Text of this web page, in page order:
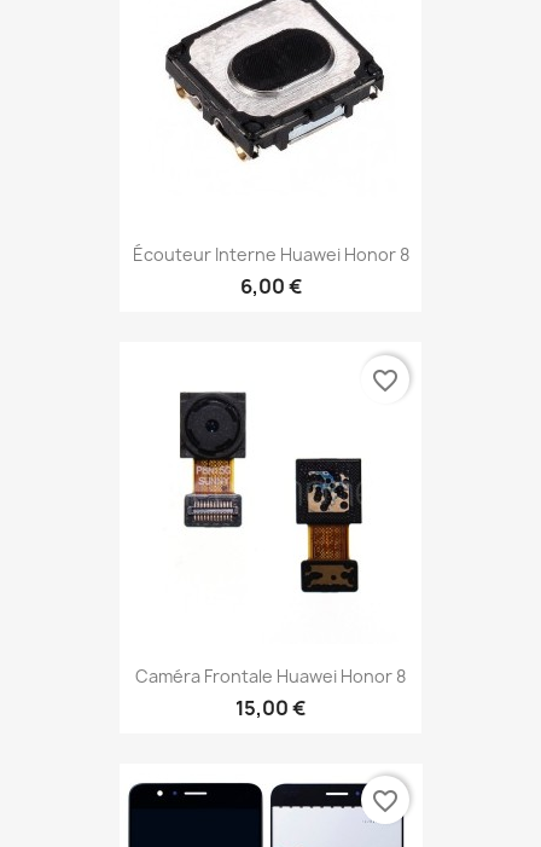
Écouteur Interne Huawei Honor 8
6,00 €
Caméra Frontale Huawei Honor 8
15,00 €
favorite_border
favorite_border